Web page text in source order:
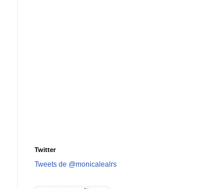
Twitter
Tweets de @monicalealrs